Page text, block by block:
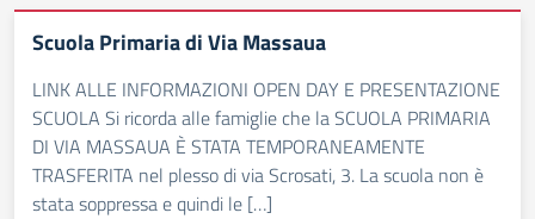
Scuola Primaria di Via Massaua
LINK ALLE INFORMAZIONI OPEN DAY E PRESENTAZIONE
SCUOLA Si ricorda alle famiglie che la SCUOLA PRIMARIA
DI VIA MASSAUA È STATA TEMPORANEAMENTE
TRASFERITA nel plesso di via Scrosati, 3. La scuola non è
stata soppressa e quindi le […]